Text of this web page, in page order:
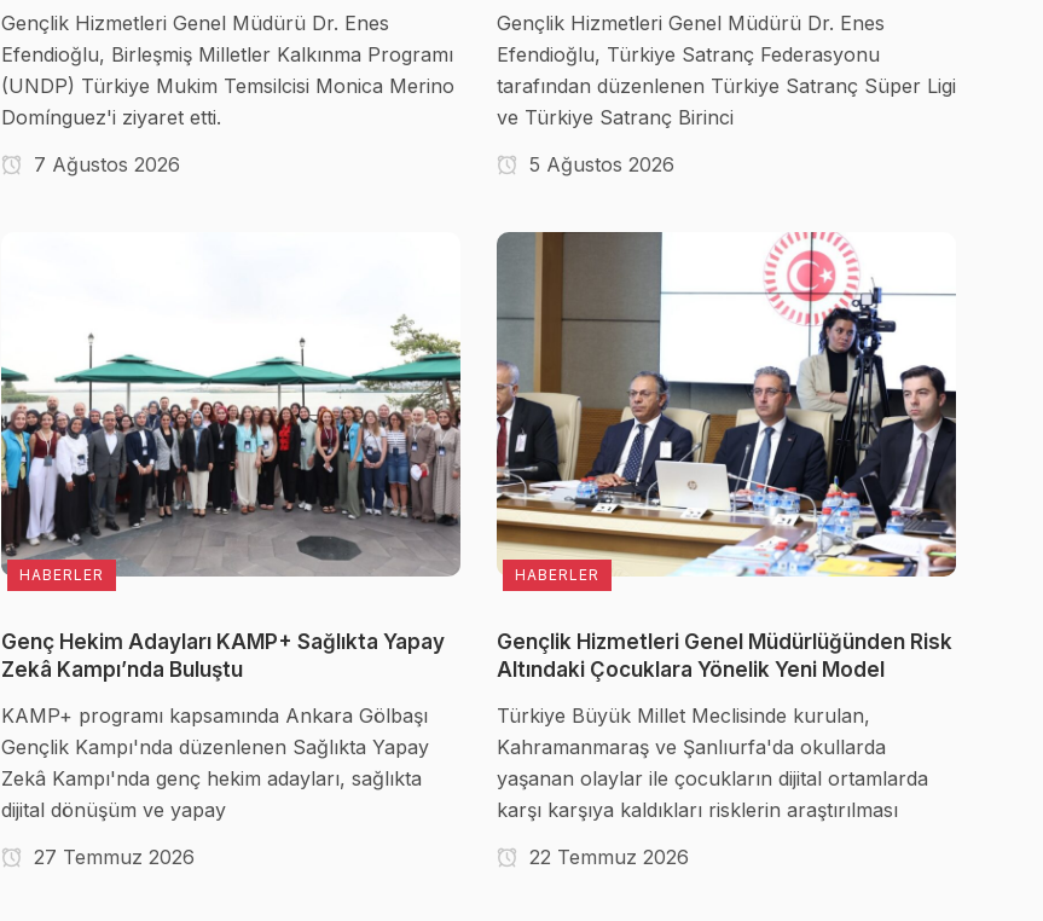
Gençlik Hizmetleri Genel Müdürü Dr. Enes
Efendioğlu, Birleşmiş Milletler Kalkınma Programı
(UNDP) Türkiye Mukim Temsilcisi Monica Merino
Domínguez'i ziyaret etti.
7 Ağustos 2026
Gençlik Hizmetleri Genel Müdürü Dr. Enes
Efendioğlu, Türkiye Satranç Federasyonu
tarafından düzenlenen Türkiye Satranç Süper Ligi
ve Türkiye Satranç Birinci
5 Ağustos 2026
HABERLER
Genç Hekim Adayları KAMP+ Sağlıkta Yapay
Zekâ Kampı’nda Buluştu
KAMP+ programı kapsamında Ankara Gölbaşı
Gençlik Kampı'nda düzenlenen Sağlıkta Yapay
Zekâ Kampı'nda genç hekim adayları, sağlıkta
dijital dönüşüm ve yapay
27 Temmuz 2026
HABERLER
Gençlik Hizmetleri Genel Müdürlüğünden Risk
Altındaki Çocuklara Yönelik Yeni Model
Türkiye Büyük Millet Meclisinde kurulan,
Kahramanmaraş ve Şanlıurfa'da okullarda
yaşanan olaylar ile çocukların dijital ortamlarda
karşı karşıya kaldıkları risklerin araştırılması
22 Temmuz 2026